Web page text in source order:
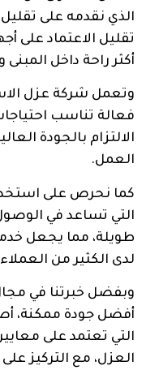
الذي نقدمه على
تقليل الاعتماد على
أكثر راحة داخل
وتعمل شركة عزل
فعالة تناسب
الالتزام بالجودة
العمل.
كما نحرص على
التي تساعد في
طويلة، مما يجعل
لدى الكثير من
وبفضل خبرتنا في
أفضل جودة ممكنة،
التي تعتمد على
العزل، مع التركيز